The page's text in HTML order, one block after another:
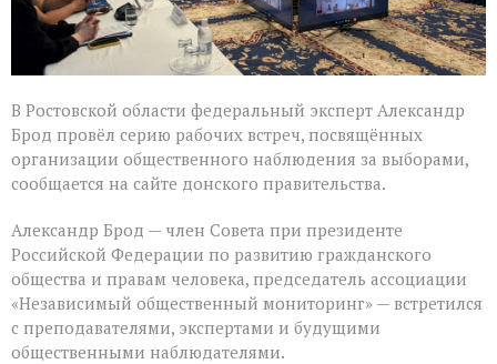
В Ростовской области федеральный эксперт Александр
Брод провёл серию рабочих встреч, посвящённых
организации общественного наблюдения за выборами,
сообщается на сайте донского правительства.
Александр Брод — член Совета при президенте
Российской Федерации по развитию гражданского
общества и правам человека, председатель ассоциации
«Независимый общественный мониторинг» — встретился
с преподавателями, экспертами и будущими
общественными наблюдателями.